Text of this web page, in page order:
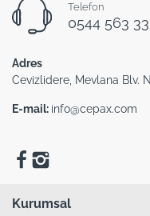
Telefon
0544 563
Adres
Cevizlidere, Mevlana Blv.
E-mail: info@cepax.com
Kurumsal